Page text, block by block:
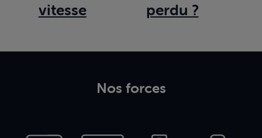
vitesse
perdu ?
Nos forces